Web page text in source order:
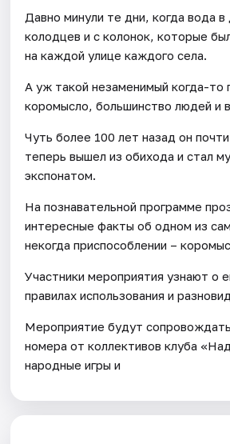
Давно минули те дни, когда вода в
колодцев и с колонок, которые
на каждой улице каждого села.
А уж такой незаменимый когда-то
коромысло, большинство людей и
Чуть более 100 лет назад он
теперь вышел из обихода и стал
экспонатом.
На познавательной программе
интересные факты об одном из
некогда приспособлении –
Участники мероприятия узнают о
правилах использования и
Мероприятие будут
номера от коллективов клуба
народные игры и